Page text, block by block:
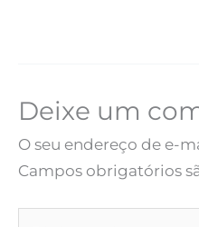
Deixe um
O seu endereço de e-
Campos obrigatórios